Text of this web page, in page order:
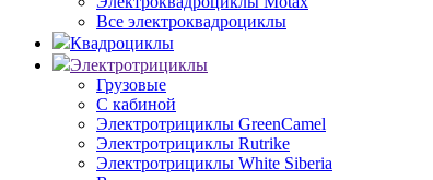
Все электроквадроциклы
Квадроциклы
Электротрициклы
Грузовые
С кабиной
Электротрициклы GreenCamel
Электротрициклы Rutrike
Электротрициклы White Siberia